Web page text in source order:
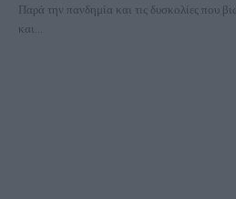
Παρά την πανδημία και τις δυσκολίες που
και...